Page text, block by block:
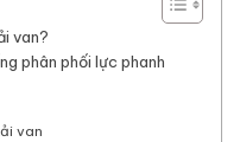
van?
phân phối lực phanh
van